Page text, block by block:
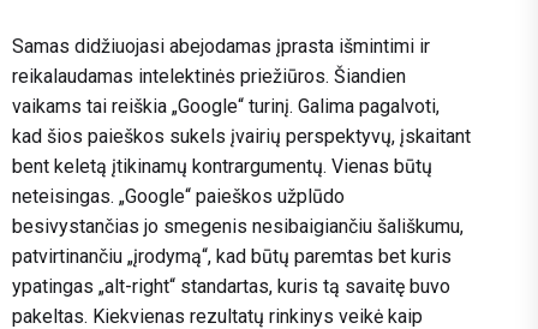
Samas didžiuojasi abejodamas įprasta išmintimi ir
reikalaudamas intelektinės priežiūros. Šiandien
vaikams tai reiškia „Google“ turinį. Galima pagalvoti,
kad šios paieškos sukels įvairių perspektyvų, įskaitant
bent keletą įtikinamų kontrargumentų. Vienas būtų
neteisingas. „Google“ paieškos užplūdo
besivystančias jo smegenis nesibaigiančiu šališkumu,
patvirtinančiu „įrodymą“, kad būtų paremtas bet kuris
ypatingas „alt-right“ standartas, kuris tą savaitę buvo
pakeltas. Kiekvienas rezultatų rinkinys veikė kaip